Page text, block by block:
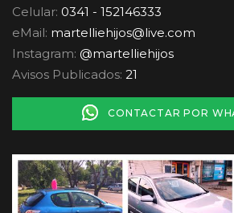
Celular: 0341 - 152146333
eMail: martelliehijos@live.com
Instagram: @martelliehijos
Avisos Publicados: 21
CONTACTAR POR